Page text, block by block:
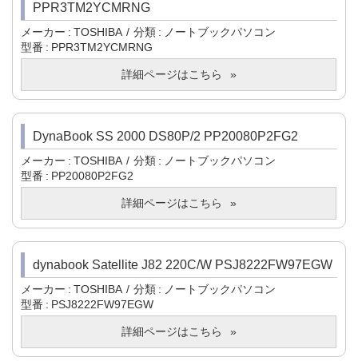
PPR3TM2YCMRNG
メーカー TOSHIBA 分類
ノートブックパソコン
型番
PPR3TM2YCMRNG
詳細ページはこちら
DynaBook SS 2000 DS80P/2 PP20080P2FG2
メーカー TOSHIBA 分類
ノートブックパソコン
型番
PP20080P2FG2
詳細ページはこちら
dynabook Satellite J82 220C/W PSJ8222FW97EGW
メーカー TOSHIBA 分類
ノートブックパソコン
型番
PSJ8222FW97EGW
詳細ページはこちら